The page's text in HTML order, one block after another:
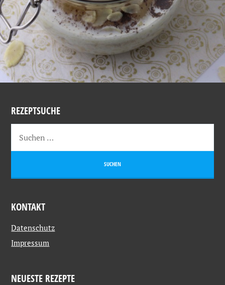
REZEPTSUCHE
KONTAKT
Datenschutz
Impressum
NEUESTE REZEPTE